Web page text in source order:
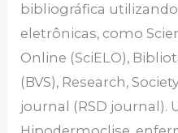
bibliográfica
eletrônicas, como
Online (SciELO),
(BVS), Research,
journal (RSD journal).